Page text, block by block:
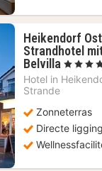
Heikendorf
Strandhotel
Belvilla 1
nacht
€
, 4 Sterren
Hotel in
Strande
Zonneterras
Directe